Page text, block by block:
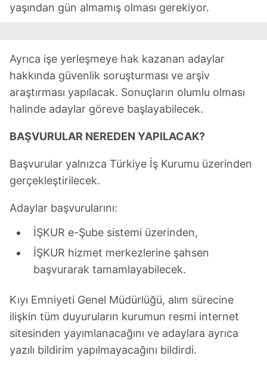
yaşından gün almamış olması gerekiyor.
Ayrıca işe yerleşmeye hak kazanan adaylar
hakkında güvenlik soruşturması ve arşiv
araştırması yapılacak. Sonuçların olumlu olması
halinde adaylar göreve başlayabilecek.
BAŞVURULAR NEREDEN YAPILACAK?
Başvurular yalnızca Türkiye İş Kurumu üzerinden
gerçekleştirilecek.
Adaylar başvurularını:
İŞKUR e-Şube sistemi üzerinden,
İŞKUR hizmet merkezlerine şahsen
başvurarak tamamlayabilecek.
Kıyı Emniyeti Genel Müdürlüğü, alım sürecine
ilişkin tüm duyuruların kurumun resmi internet
sitesinden yayımlanacağını ve adaylara ayrıca
yazılı bildirim yapılmayacağını bildirdi.